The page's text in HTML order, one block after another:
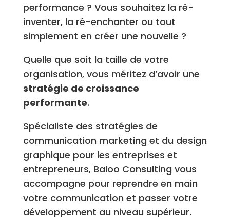
performance ? Vous souhaitez la ré-
inventer, la ré-enchanter ou tout
simplement en créer une nouvelle ?
Quelle que soit la taille de votre
organisation, vous méritez d’avoir une
stratégie de croissance
performante.
Spécialiste des stratégies de
communication marketing et du design
graphique pour les entreprises et
entrepreneurs, Baloo Consulting vous
accompagne pour reprendre en main
votre communication et passer votre
développement au niveau supérieur.